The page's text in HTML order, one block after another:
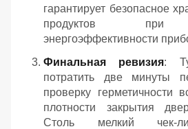
гарантирует безопасное
продуктов при
энергоэффективности
Финальная ревизия:
потратить две минуты
проверку герметичности
плотности закрытия
Столь мелкий чек-